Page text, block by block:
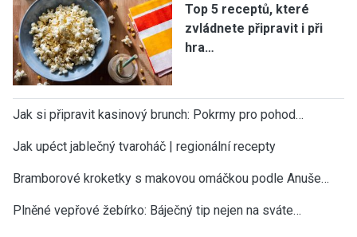
Top 5 receptů, které
zvládnete připravit i při
hra…
Jak si připravit kasinový brunch: Pokrmy pro pohod…
Jak upéct jablečný tvaroháč | regionální recepty
Bramborové kroketky s makovou omáčkou podle Anuše…
Plněné vepřové žebírko: Báječný tip nejen na sváte…